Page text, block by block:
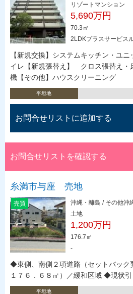
リゾートマンション
5,690万円
70.3㎡
2LDKプラスサービス
【新規交換】システムキッチン・ユ
イレ【新規張替え】 クロス張替え・
機【その他】ハウスクリーニング
平坦地
お問合せリストに追加する
お問合せリストを確認する
糸満市与座 売地
売買
沖縄・離島 / その他沖
土地
1,200万円
176.7㎡
-
◆東側、南側２項道路（セットバック
１７６．６８㎡）／緩和区域 ◆現状引
平坦地